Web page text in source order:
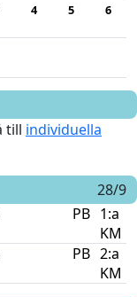
4 5 6
till individuella
28/9
PB 1:a
KM
PB 2:a
KM